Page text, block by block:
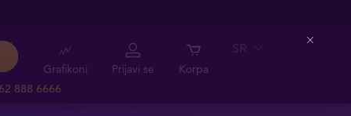
888 6666
Grafikoni Prijavi se Korpa
SR Close